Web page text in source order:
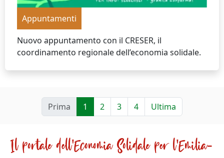
Appuntamenti
Nuovo appuntamento con il CRESER, il
coordinamento regionale dell’economia solidale.
Prima 1 2 3 4 Ultima
Il portale dell'Economia Solidale per l'Emilia-